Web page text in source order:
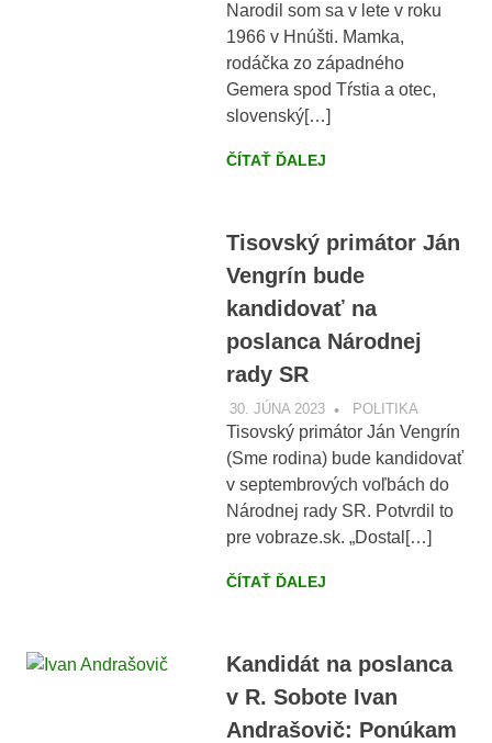
Narodil som sa v lete v roku
1966 v Hnúšti. Mamka,
rodáčka zo západného
Gemera spod Tŕstia a otec,
slovenský[…]
ČÍTAŤ ĎALEJ
Tisovský primátor Ján
Vengrín bude
kandidovať na
poslanca Národnej
rady SR
30. JÚNA 2023 VOBRAZE.SK
POLITIKA
Tisovský primátor Ján Vengrín
(Sme rodina) bude kandidovať
v septembrových voľbách do
Národnej rady SR. Potvrdil to
pre vobraze.sk. „Dostal[…]
ČÍTAŤ ĎALEJ
Kandidát na poslanca
v R. Sobote Ivan
Andrašovič: Ponúkam